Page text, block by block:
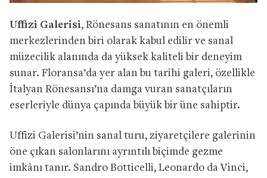
Uffizi Galerisi, Rönesans sanatının en önemli
merkezlerinden biri olarak kabul edilir ve sanal
müzecilik alanında da yüksek kaliteli bir deneyim
sunar. Floransa’da yer alan bu tarihi galeri, özellikle
İtalyan Rönesansı’na damga vuran sanatçıların
eserleriyle dünya çapında büyük bir üne sahiptir.
Uffizi Galerisi’nin sanal turu, ziyaretçilere galerinin
öne çıkan salonlarını ayrıntılı biçimde gezme
imkânı tanır. Sandro Botticelli, Leonardo da Vinci,